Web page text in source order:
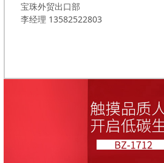
宝珠外贸出口部
李经理 13582522803